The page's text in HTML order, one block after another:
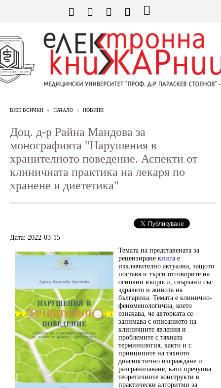
ВИЖ ВСИЧКИ НАЧАЛО НОВИНИ
Доц. д-р Райна Мандова за
монографията "Нарушения в
хранителното поведение. Аспекти от
клиничната практика на лекаря по
хранене и диететика"
Дата: 2022-03-15
Темата на представената за
рецензиране книга е
изключително актуална, защото
поставя и търси отговорите на
основни въпроси, свързани със
здравето и живота на
българина. Темата е клинично-
феноменологична, което
означава, че авторката се
занимава с описанието на
клиничните явления и
проблемите с тяхната
терминология, както и с
принципите на тяхното
диагностично изграждане и
разграничаване, като пречупва
теоретичните конструкти в
практически алгоритми за